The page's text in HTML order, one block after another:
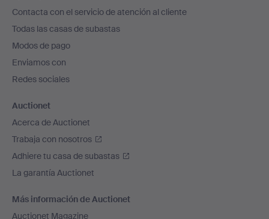
el
pie
de
página
Contacta con el servicio de atención al cliente
Todas las casas de subastas
Modos de pago
Enviamos con
Redes sociales
Auctionet
Acerca de Auctionet
Trabaja con nosotros
Adhiere tu casa de subastas
La garantía Auctionet
Más información de Auctionet
Auctionet Magazine